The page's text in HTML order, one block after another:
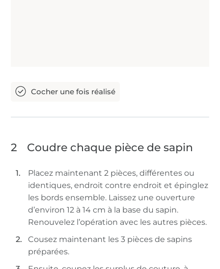
2 Coudre chaque pièce de sapin
Placez maintenant 2 pièces, différentes ou
identiques, endroit contre endroit et épinglez
les bords ensemble. Laissez une ouverture
d’environ 12 à 14 cm à la base du sapin.
Renouvelez l’opération avec les autres pièces.
Cousez maintenant les 3 pièces de sapins
préparées.